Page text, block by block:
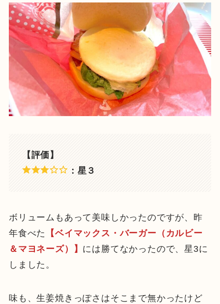
【評価】
：星３
ボリュームもあって美味しかったのですが、昨
年食べた
【ベイマックス・バーガー（カルビー
＆マヨネーズ）】 には勝てなかったので、星3に
しました。
味も、生姜焼きっぽさはそこまで無かったけど